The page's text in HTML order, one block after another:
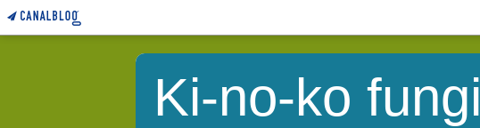
Ki-no-ko fungi